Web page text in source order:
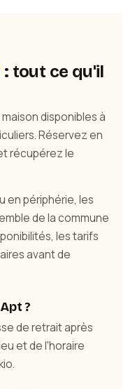
: tout ce qu'il
disponibles à
Réservez en
récupérez le
en périphérie, les
de la commune
les tarifs
avant de
?
de retrait après
et de l'horaire